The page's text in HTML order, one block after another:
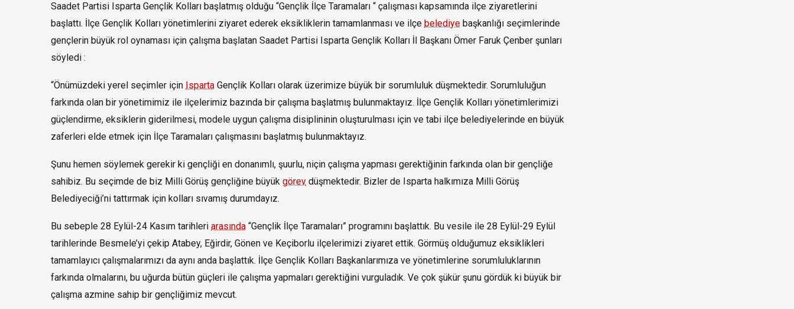
Saadet Partisi Isparta Gençlik Kolları başlatmış olduğu “Gençlik İlçe Taramaları “ çalışması kapsamında ilçe ziyaretlerini
başlattı. İlçe Gençlik Kolları yönetimlerini ziyaret ederek eksikliklerin tamamlanması ve ilçe belediye başkanlığı seçimlerinde
gençlerin büyük rol oynaması için çalışma başlatan Saadet Partisi Isparta Gençlik Kolları İl Başkanı Ömer Faruk Çenber şunları
söyledi :
“Önümüzdeki yerel seçimler için Isparta Gençlik Kolları olarak üzerimize büyük bir sorumluluk düşmektedir. Sorumluluğun
farkında olan bir yönetimimiz ile ilçelerimiz bazında bir çalışma başlatmış bulunmaktayız. İlçe Gençlik Kolları yönetimlerimizi
güçlendirme, eksiklerin giderilmesi, modele uygun çalışma disiplininin oluşturulması için ve tabi ilçe belediyelerinde en büyük
zaferleri elde etmek için İlçe Taramaları çalışmasını başlatmış bulunmaktayız.
Şunu hemen söylemek gerekir ki gençliği en donanımlı, şuurlu, niçin çalışma yapması gerektiğinin farkında olan bir gençliğe
sahibiz. Bu seçimde de biz Milli Görüş gençliğine büyük görev düşmektedir. Bizler de Isparta halkımıza Milli Görüş
Belediyeciği’ni tattırmak için kolları sıvamış durumdayız.
Bu sebeple 28 Eylül-24 Kasım tarihleri arasında “Gençlik İlçe Taramaları” programını başlattık. Bu vesile ile 28 Eylül-29 Eylül
tarihlerinde Besmele’yi çekip Atabey, Eğirdir, Gönen ve Keçiborlu ilçelerimizi ziyaret ettik. Görmüş olduğumuz eksiklikleri
tamamlayıcı çalışmalarımızı da aynı anda başlattık. İlçe Gençlik Kolları Başkanlarımıza ve yönetimlerine sorumluluklarının
farkında olmalarını, bu uğurda bütün güçleri ile çalışma yapmaları gerektiğini vurguladık. Ve çok şükür şunu gördük ki büyük bir
çalışma azmine sahip bir gençliğimiz mevcut.